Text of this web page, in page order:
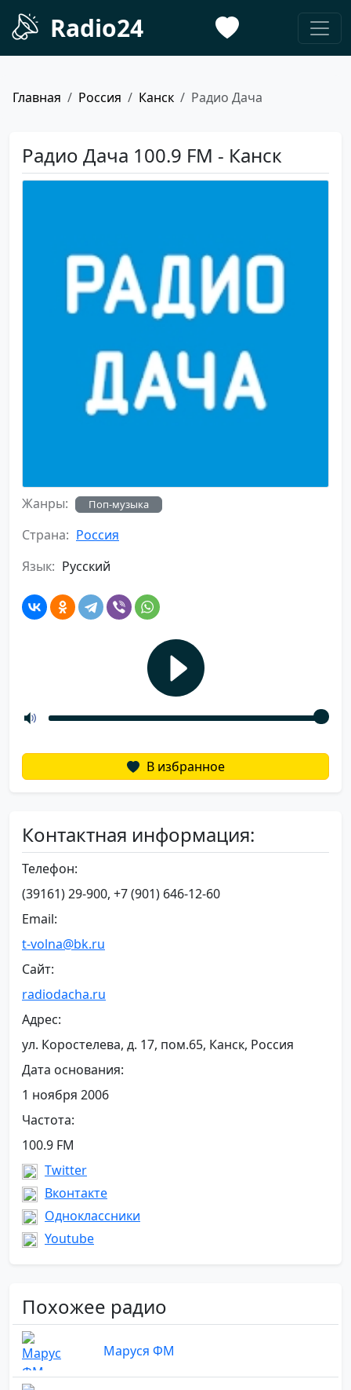
Radio24
Главная Россия Канск Радио Дача
Радио Дача 100.9 FM - Канск
Жанры: Поп-музыка
Страна: Россия
Язык: Русский
В избранное
Контактная информация:
Телефон:
(39161) 29-900, +7 (901) 646-12-60
Email:
t-volna@bk.ru
Сайт:
radiodacha.ru
Адрес:
ул. Коростелева, д. 17, пом.65, Канск, Россия
Дата основания:
1 ноября 2006
Частота:
100.9 FM
Twitter
Вконтакте
Одноклассники
Youtube
Похожее радио
Маруся ФМ